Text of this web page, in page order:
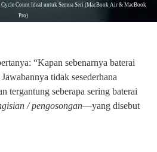
Count Ideal untuk Semua Seri (MacBook Air & MacBook
Pro)
“Kapan sebenarnya baterai
tidak sesederhana
tergantung seberapa sering baterai
/ pengosongan—yang disebut